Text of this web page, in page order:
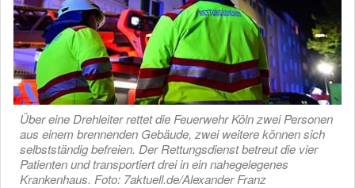
Über eine Drehleiter rettet die Feuerwehr Köln zwei Personen
aus einem brennenden Gebäude, zwei weitere können sich
selbstständig befreien. Der Rettungsdienst betreut die vier
Patienten und transportiert drei in ein nahegelegenes
Krankenhaus. Foto: 7aktuell.de/Alexander Franz